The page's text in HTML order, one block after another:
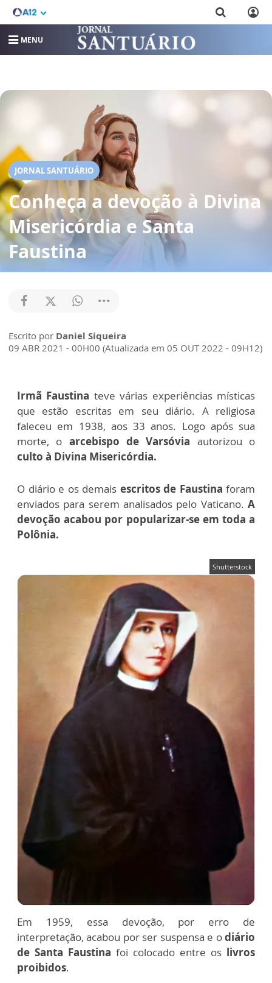
MENU
JORNAL SANTUÁRIO
Conheça a devoção à Divina
Misericórdia e Santa
Faustina
Escrito por Daniel Siqueira
09 ABR 2021 - 00H00 (Atualizada em 05 OUT 2022 - 09H12)
Irmã Faustina teve várias experiências místicas
que estão escritas em seu diário. A religiosa
faleceu em 1938, aos 33 anos. Logo após sua
morte, o arcebispo de Varsóvia autorizou o
culto à Divina Misericórdia.
O diário e os demais escritos de Faustina foram
enviados para serem analisados pelo Vaticano. A
devoção acabou por popularizar-se em toda a
Polônia.
Shutterstock
Em 1959, essa devoção, por erro de
interpretação, acabou por ser suspensa e odiário
de Santa Faustina foi colocado entre os livros
proibidos.